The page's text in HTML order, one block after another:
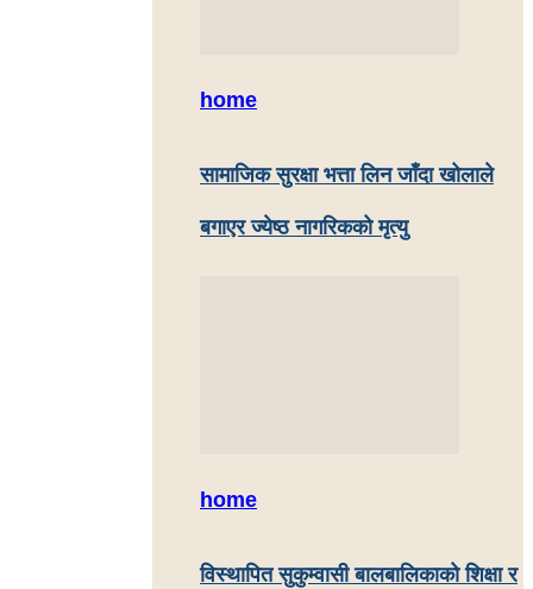
home
सामाजिक सुरक्षा भत्ता लिन जाँदा खोलाले
बगाएर ज्येष्ठ नागरिकको मृत्यु
home
विस्थापित सुकुम्वासी बालबालिकाको शिक्षा र